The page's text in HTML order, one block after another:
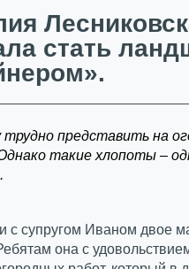
стать
представить на
такие хлопоты –
с супругом Иваном двое
она с